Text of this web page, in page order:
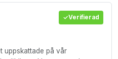
Verifierad
uppskattade på vår